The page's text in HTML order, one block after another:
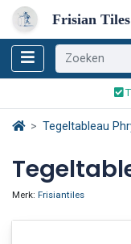
Frisian Tiles
Tegeltableau
Merk: Frisiantiles